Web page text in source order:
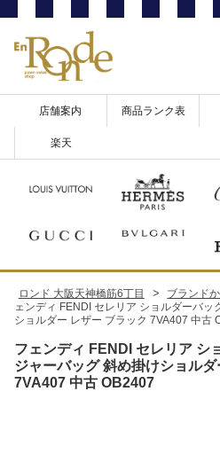
店舗案内 商品ランク表
楽天
ロンド 大阪天神橋筋6丁目 > ブランド
ェンディ FENDI セレリア ショルダーバッ
ショルダー レザー ブラック 7VA407 中古
フェンディ FENDI セレリア シ
ジャーバッグ 斜め掛けショル
7VA407 中古 OB2407